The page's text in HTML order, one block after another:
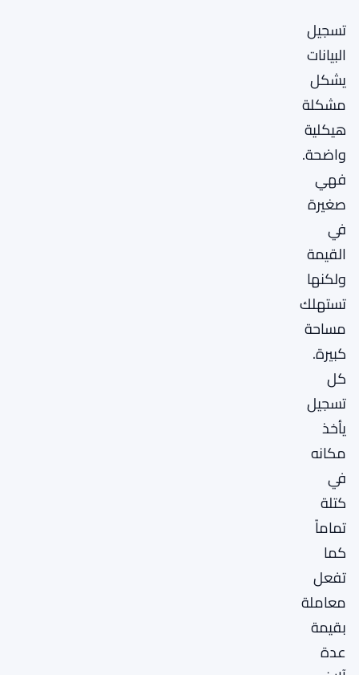
تسجيل
البيانات
يشكل
مشكلة
هيكلية
واضحة.
فهي
صغيرة
في
القيمة
ولكنها
تستهلك
مساحة
كبيرة.
كل
تسجيل
يأخذ
مكانه
في
كتلة
تماماً
كما
تفعل
معاملة
بقيمة
عدة